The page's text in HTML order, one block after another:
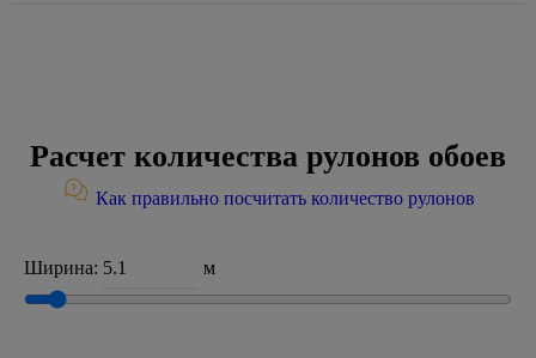
Расчет количества рулонов обоев
Как правильно посчитать количество рулонов
Ширина: м